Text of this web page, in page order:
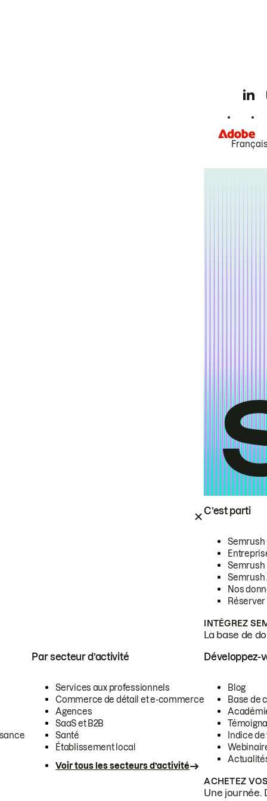
C’est parti
Semrush
Semrush
Semrush
Nos
INTÉGREZ
La base de
Par secteur d’activité
Services aux professionnels
Commerce de détail et e-commerce
Agences
SaaS et B2B
Santé
Établissement local
Voir tous les secteurs d’activité
Développez-
Blog
Base de
Indice
ACHETEZ
Une journée.